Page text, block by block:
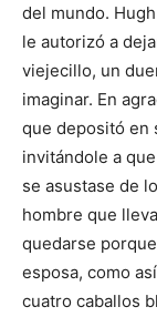
del mundo.
le autorizó a
viejecillo, un
imaginar. En
que depositó en
invitándole a
se asustase de
hombre que
quedarse
esposa, como
cuatro caballos